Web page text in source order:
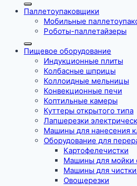
Паллетоупаковщики
Мобильные
Роботы-паллетайзеры
Пищевое оборудование
Индукционные плиты
Колбасные шприцы
Коллоидные мельницы
Конвекционные печи
Коптильные камеры
Куттеры открытого типа
Лапшерезки
Машины для нанесения
Оборудование для
Картофелечистки
Машины для мойки
Машины для
Овощерезки